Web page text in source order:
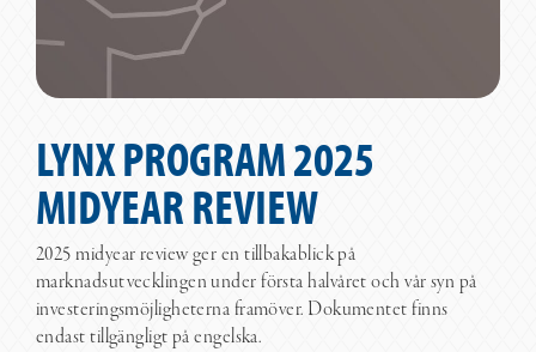
LYNX PROGRAM 2025
MIDYEAR REVIEW
2025 midyear review ger en tillbakablick på
marknadsutvecklingen under första halvåret och vår syn på
investeringsmöjligheterna framöver. Dokumentet finns
endast tillgängligt på engelska.